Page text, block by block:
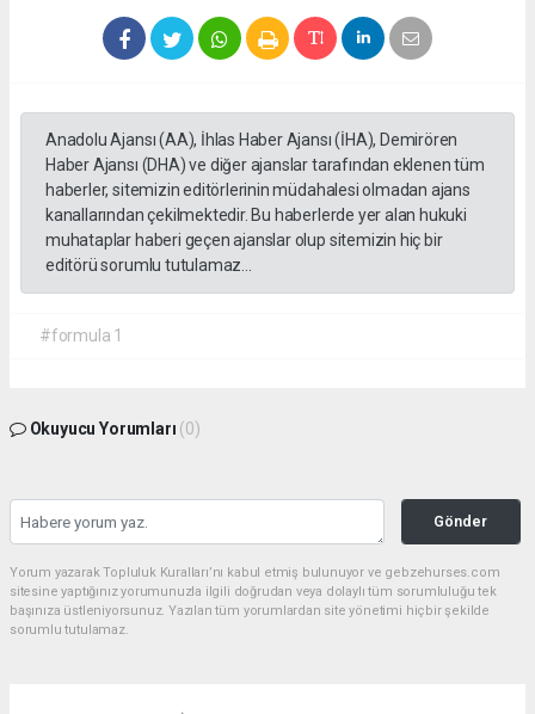
Anadolu Ajansı (AA), İhlas Haber Ajansı (İHA), Demirören
Haber Ajansı (DHA) ve diğer ajanslar tarafından eklenen tüm
haberler, sitemizin editörlerinin müdahalesi olmadan ajans
kanallarından çekilmektedir. Bu haberlerde yer alan hukuki
muhataplar haberi geçen ajanslar olup sitemizin hiç bir
editörü sorumlu tutulamaz...
#formula 1
Okuyucu Yorumları (0)
Gönder
Yorum yazarak Topluluk Kuralları’nı kabul etmiş bulunuyor ve gebzehurses.com
sitesine yaptığınız yorumunuzla ilgili doğrudan veya dolaylı tüm sorumluluğu tek
başınıza üstleniyorsunuz. Yazılan tüm yorumlardan site yönetimi hiçbir şekilde
sorumlu tutulamaz.